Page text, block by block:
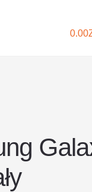
0.00